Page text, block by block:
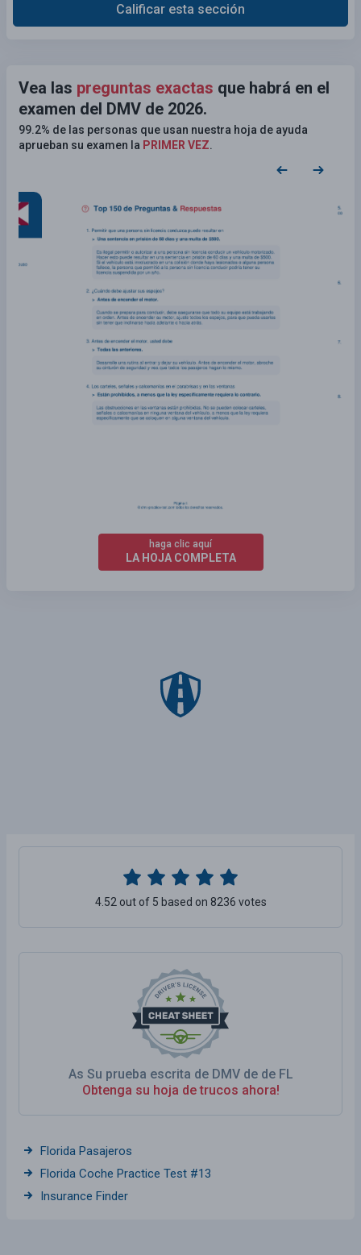
Calificar esta sección
As Su prueba escrita de DMV de de FL
Obtenga su hoja de trucos ahora!
4.52 out of 5 based on 8236 votes
Florida Pasajeros
Florida Coche Practice Test #13
Insurance Finder
Vea las preguntas exactas que habrá en el
examen del DMV de 2026.
99.2% de las personas que usan nuestra hoja de ayuda
aprueban su examen la PRIMER VEZ.
haga clic aquí
LA HOJA COMPLETA